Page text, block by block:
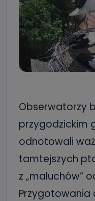
Obserwatorzy
przygodzickim
odnotowali
tamtejszych
z „maluchów”
Przygotowania